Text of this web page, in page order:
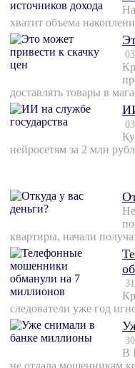
хватит объема
доставлять товары в
нейросетям за 2 млн
квартиры, начали
следователи уже год
В